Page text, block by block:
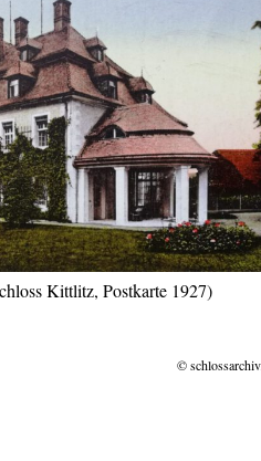
Kittlitz, Postkarte 1927)
©